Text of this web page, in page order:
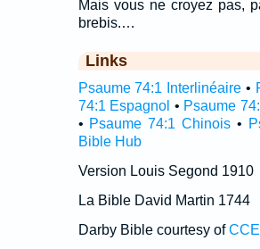
Mais vous ne croyez pas,
brebis.…
Links
Psaume 74:1 Interlinéaire •
74:1 Espagnol • Psaume
• Psaume 74:1 Chinois •
Bible Hub
Version Louis Segond 1910
La Bible David Martin 1744
Darby Bible courtesy of